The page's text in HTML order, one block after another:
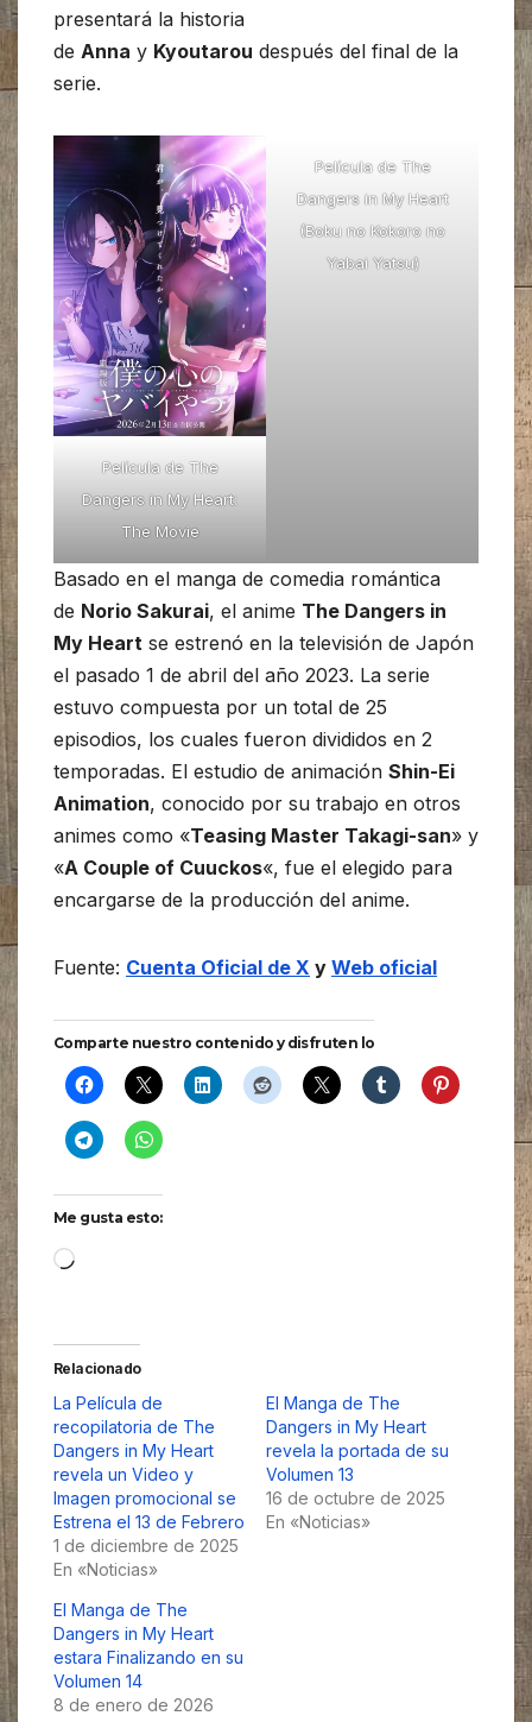
presentará la historia
de Anna y Kyoutarou después del final de la
serie.
Película de The
Dangers in My Heart:
The Movie
Película de The
Dangers in My Heart
(Boku no Kokoro no
Yabai Yatsu)
Basado en el manga de comedia romántica
de Norio Sakurai, el anime The Dangers in
My Heart se estrenó en la televisión de Japón
el pasado 1 de abril del año 2023. La serie
estuvo compuesta por un total de 25
episodios, los cuales fueron divididos en 2
temporadas. El estudio de animación Shin-Ei
Animation, conocido por su trabajo en otros
animes como «Teasing Master Takagi-san» y
«A Couple of Cuuckos«, fue el elegido para
encargarse de la producción del anime.
Fuente: Cuenta Oficial de X y Web oficial
Comparte nuestro contenido y disfruten lo
Me gusta esto:
Cargando...
Relacionado
La Película de
recopilatoria de The
Dangers in My Heart
revela un Video y
Imagen promocional se
Estrena el 13 de Febrero
1 de diciembre de 2025
En «Noticias»
El Manga de The
Dangers in My Heart
revela la portada de su
Volumen 13
16 de octubre de 2025
En «Noticias»
El Manga de The
Dangers in My Heart
estara Finalizando en su
Volumen 14
8 de enero de 2026